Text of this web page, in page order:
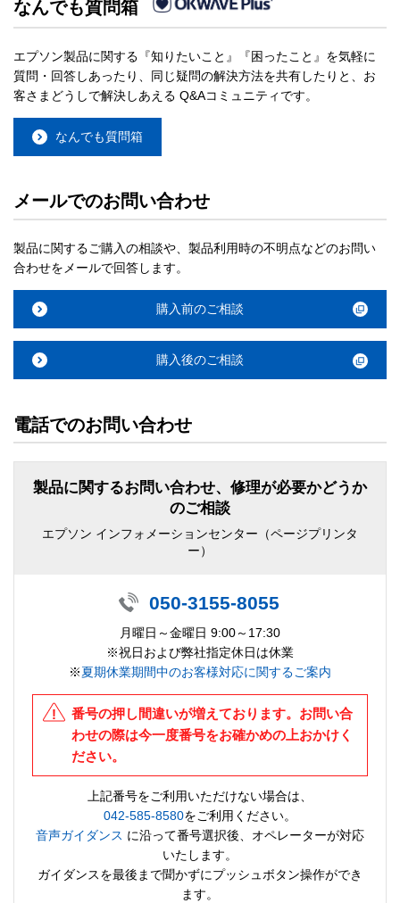
なんでも質問箱
エプソン製品に関する『知りたいこと』『困ったこと』を気軽に
質問・回答しあったり、同じ疑問の解決方法を共有したりと、お
客さまどうしで解決しあえる Q&Aコミュニティです。
なんでも質問箱
メールでのお問い合わせ
製品に関するご購入の相談や、製品利用時の不明点などのお問い
合わせをメールで回答します。
購入前のご相談
購入後のご相談
電話でのお問い合わせ
製品に関するお問い合わせ、修理が必要かどうか
のご相談
エプソン インフォメーションセンター（ページプリンタ
ー）
050-3155-8055
月曜日～金曜日 9:00～17:30
※祝日および弊社指定休日は休業
※夏期休業期間中のお客様対応に関するご案内
番号の押し間違いが増えております。お問い合
わせの際は今一度番号をお確かめの上おかけく
ださい。
上記番号をご利用いただけない場合は、
042-585-8580をご利用ください。
音声ガイダンス に沿って番号選択後、オペレーターが対応
いたします。
ガイダンスを最後まで聞かずにプッシュボタン操作ができ
ます。